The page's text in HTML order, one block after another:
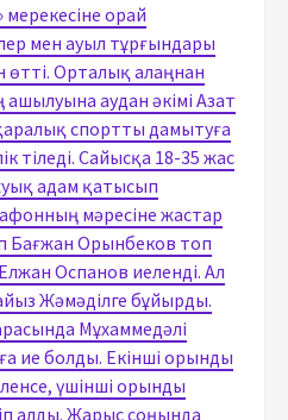
орай
мен ауыл тұрғындары
Орталық алаңнан
аудан әкімі Азат
спортты дамытуға
тіледі. Сайысқа 18-35 жас
адам қатысып
мәресіне жастар
Бағжан Орынбеков топ
Оспанов иеленді. Ал
Жәмәділге бұйырды.
Мұхаммедәлі
ие болды. Екінші орынды
үшінші орынды
алды. Жарыс соңында